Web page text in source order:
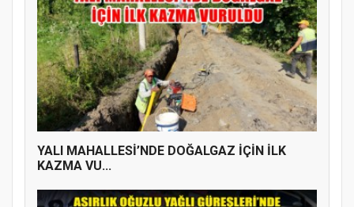
YENİ PARTİ TERME İLÇE BAŞKANLIĞINDA
ÜYE KATILIM PROGRAMI
YALI MAHALLESİ’NDE DOĞALGAZ İÇİN İLK
KAZMA VU...